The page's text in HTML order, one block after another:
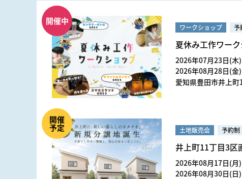
開催中
ワークショップ 予
夏休み工作ワー
2026年07月23日(木
2026年08月28日(金)
愛知県豊田市井上
開催
予定 土地販売会 予約制
井上町11丁目3区
2026年08月17日(月
2026年08月30日(日)